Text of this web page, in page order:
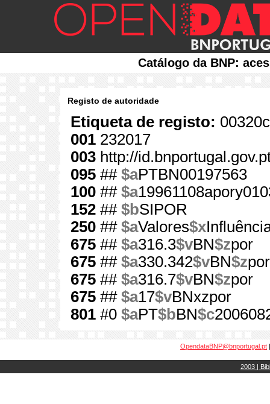
Catálogo da BNP:
Registo de autoridade
Etiqueta de registo:
001 232017
003 http://
095 ## $aPTBN00197563
100 ## $a
152 ## $bSIPOR
250 ## $aValores$x
675 ## $a316.3$vBN$zpor
675 ## $a330.342$vBN$zpor
675 ## $a316.7$vBN$zpor
675 ## $a17$vBNxzpor
801 #0 $aPT$bBN$c
OpendataBNP@bnportugal.pt
2003 |